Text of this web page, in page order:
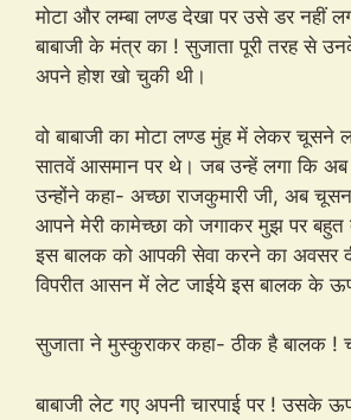
मोटा और लम्बा लण्ड देखा पर उसे डर नहीं
बाबाजी के मंत्र का ! सुजाता पूरी तरह से
अपने होश खो चुकी थी।
वो बाबाजी का मोटा लण्ड मुंह में लेकर चूसने
सातवें आसमान पर थे। जब उन्हें लगा कि अब
उन्होंने कहा- अच्छा राजकुमारी जी, अब
आपने मेरी कामेच्छा को जगाकर मुझ पर बहुत
इस बालक को आपकी सेवा करने का अवसर
विपरीत आसन में लेट जाईये इस बालक के
सुजाता ने मुस्कुराकर कहा- ठीक है बालक
बाबाजी लेट गए अपनी चारपाई पर ! उसके